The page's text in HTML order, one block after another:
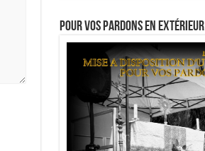
Pour vos pardons en extérieur